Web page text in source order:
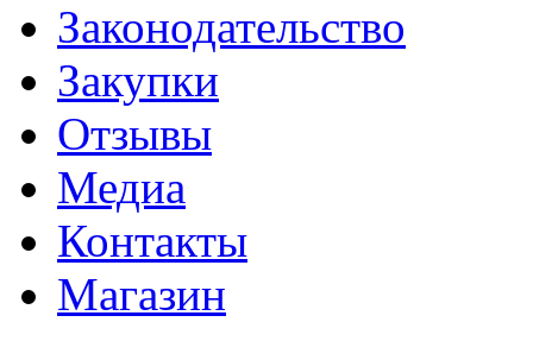
Законодательство
Закупки
Отзывы
Медиа
Контакты
Магазин